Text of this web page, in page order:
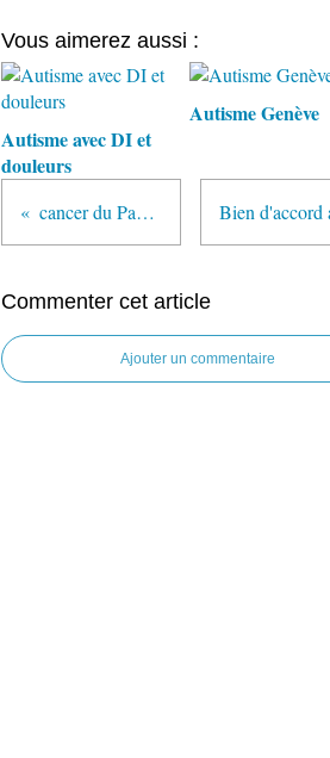
Vous aimerez aussi :
Autisme avec DI et
douleurs
Autisme Genève
cancer du Pancréas
Commenter cet article
Ajouter un commentaire